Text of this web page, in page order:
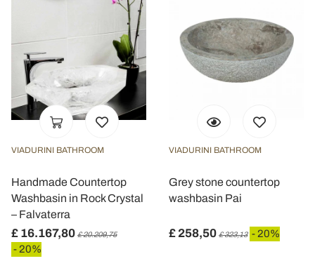
VIADURINI BATHROOM
Handmade Countertop
Washbasin in Rock Crystal
– Falvaterra
£ 16.167,80 £ 20.209,75
- 20%
VIADURINI BATHROOM
Grey stone countertop
washbasin Pai
£ 258,50 £ 323,13 - 20%